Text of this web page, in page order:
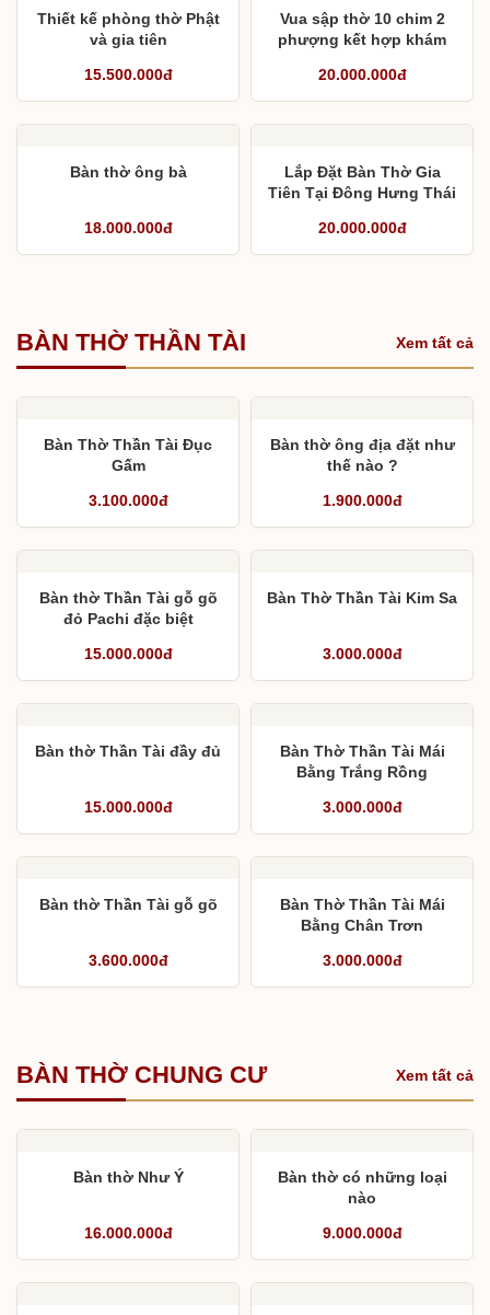
Thiết kế phòng thờ Phật
và gia tiên
15.500.000đ
Vua sập thờ 10 chim 2
phượng kết hợp khám
20.000.000đ
Bàn thờ ông bà
18.000.000đ
Lắp Đặt Bàn Thờ Gia
Tiên Tại Đông Hưng Thái
20.000.000đ
BÀN THỜ THẦN TÀI Xem tất cả
Bàn Thờ Thần Tài Đục
Gấm
3.100.000đ
Bàn thờ ông địa đặt như
thế nào ?
1.900.000đ
Bàn thờ Thần Tài gỗ gõ
đỏ Pachi đặc biệt
15.000.000đ
Bàn Thờ Thần Tài Kim Sa
3.000.000đ
Bàn thờ Thần Tài đầy đủ
15.000.000đ
Bàn Thờ Thần Tài Mái
Bằng Trắng Rồng
3.000.000đ
Bàn thờ Thần Tài gỗ gõ
3.600.000đ
Bàn Thờ Thần Tài Mái
Bằng Chân Trơn
3.000.000đ
BÀN THỜ CHUNG CƯ Xem tất cả
Bàn thờ Như Ý
16.000.000đ
Bàn thờ có những loại
nào
9.000.000đ